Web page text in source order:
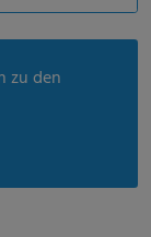
zu den